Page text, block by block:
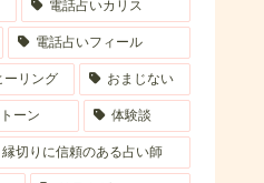
電話占いカリス
電話占いフィール
ーリング おまじない
ーン 体験談
縁切りに信頼のある占い師